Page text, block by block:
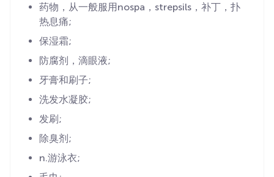
药物，从一般服用nospa，strepsils，补丁，扑
热息痛;
保湿霜;
防腐剂，滴眼液;
牙膏和刷子;
洗发水凝胶;
发刷;
除臭剂;
n.游泳衣;